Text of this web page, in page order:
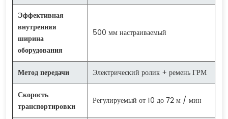
Эффективная
внутренняя
ширина
оборудования
500 мм настраиваемый
Метод передачи
Электрический ролик + ремень ГРМ
Скорость
транспортировки
Регулируемый от 10 до 72 м / мин